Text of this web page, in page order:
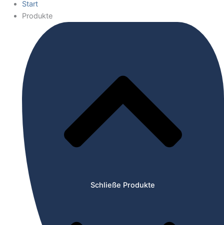
Start
Produkte
Schließe Produkte